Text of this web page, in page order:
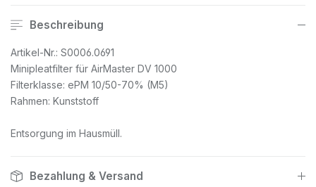
Beschreibung
Artikel-Nr.: S0006.0691
Minipleatfilter für AirMaster DV 1000
Filterklasse: ePM 10/50-70% (M5)
Rahmen: Kunststoff
Entsorgung im Hausmüll.
Bezahlung & Versand